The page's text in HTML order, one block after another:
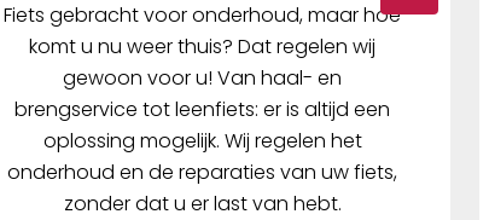
Fiets gebracht voor onderhoud, maar hoe
komt u nu weer thuis? Dat regelen wij
gewoon voor u! Van haal- en
brengservice tot leenfiets: er is altijd een
oplossing mogelijk. Wij regelen het
onderhoud en de reparaties van uw fiets,
zonder dat u er last van hebt.